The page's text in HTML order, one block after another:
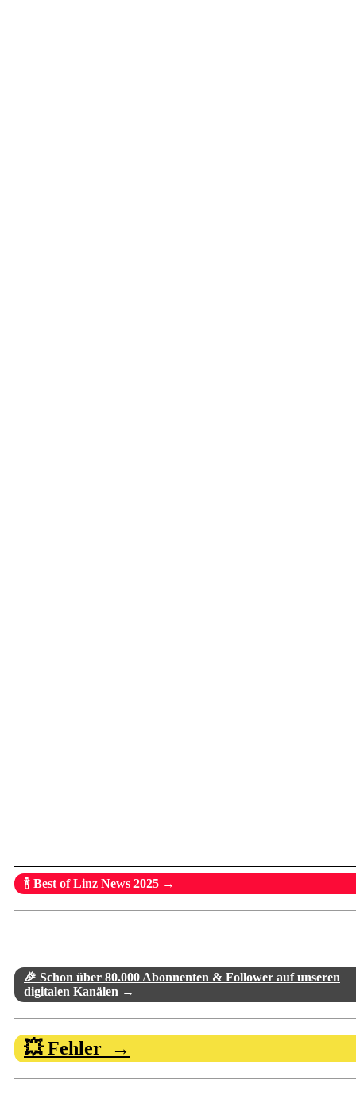
🍾 Best of Linz News 2025 →
🎉 Schon über 80.000 Abonnenten & Follower auf unseren
digitalen Kanälen →
💥 Fehler →